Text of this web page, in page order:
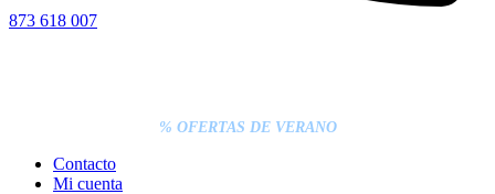
873 618 007
% OFERTAS DE VERANO
Contacto
Mi cuenta